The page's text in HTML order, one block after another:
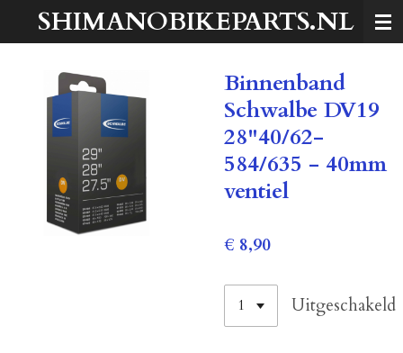
hoofdinhoud
SHIMANOBIKEPARTS.NL
Binnenband
Schwalbe DV19
28"40/62-
584/635 - 40mm
ventiel
€ 8,90
Uitgeschakeld